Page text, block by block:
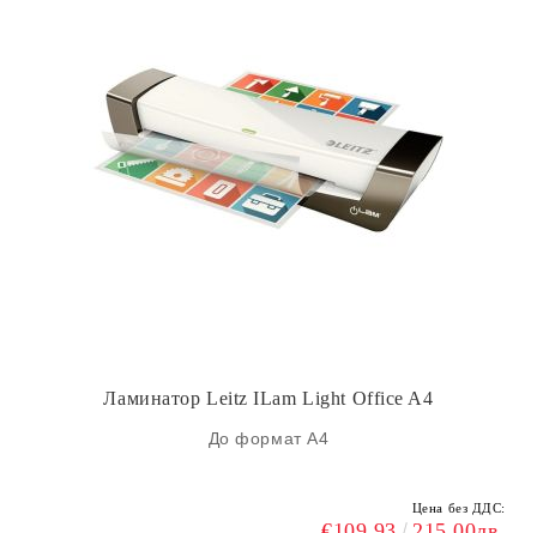
Ламинатор Leitz ILam Light Оffice A4
До формат А4
Цена без ДДС: